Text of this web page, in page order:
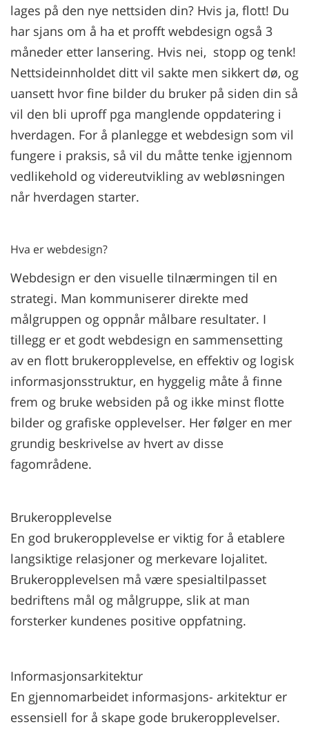
lages på den nye nettsiden din? Hvis ja, flott! Du
har sjans om å ha et profft webdesign også 3
måneder etter lansering. Hvis nei, stopp og tenk!
Nettsideinnholdet ditt vil sakte men sikkert dø, og
uansett hvor fine bilder du bruker på siden din så
vil den bli uproff pga manglende oppdatering i
hverdagen. For å planlegge et webdesign som vil
fungere i praksis, så vil du måtte tenke igjennom
vedlikehold og videreutvikling av webløsningen
når hverdagen starter.
Hva er webdesign?
Webdesign er den visuelle tilnærmingen til en
strategi. Man kommuniserer direkte med
målgruppen og oppnår målbare resultater. I
tillegg er et godt webdesign en sammensetting
av en flott brukeropplevelse, en effektiv og logisk
informasjonsstruktur, en hyggelig måte å finne
frem og bruke websiden på og ikke minst flotte
bilder og grafiske opplevelser. Her følger en mer
grundig beskrivelse av hvert av disse
fagområdene.
Brukeropplevelse
En god brukeropplevelse er viktig for å etablere
langsiktige relasjoner og merkevare lojalitet.
Brukeropplevelsen må være spesialtilpasset
bedriftens mål og målgruppe, slik at man
forsterker kundenes positive oppfatning.
Informasjonsarkitektur
En gjennomarbeidet informasjons- arkitektur er
essensiell for å skape gode brukeropplevelser.